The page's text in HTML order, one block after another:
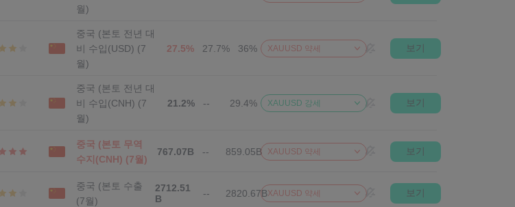
월)
중국 (본토 전년 대
비 수입(USD) (7
월)
27.5% 27.7% 36% XAUUSD 약세 보기
중국 (본토 전년 대
비 수입(CNH) (7
월)
21.2% -- 29.4% XAUUSD 강세 보기
중국 (본토 무역
수지(CNH) (7월)
767.07B -- 859.05B XAUUSD 약세 보기
중국 (본토 수출
(7월)
2712.51
B
-- 2820.67BXAUUSD 약세 보기